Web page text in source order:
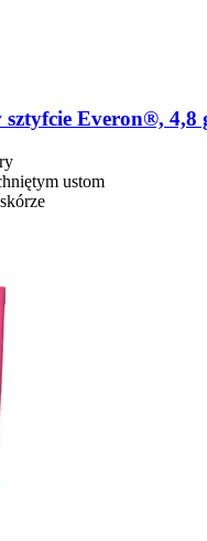
sztyfcie Everon®, 4,8
ustom